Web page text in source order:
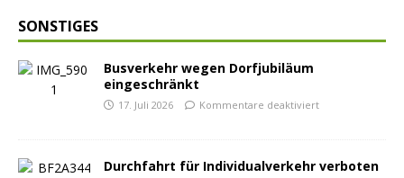
SONSTIGES
Busverkehr wegen Dorfjubiläum
eingeschränkt
17. Juli 2026 Kommentare deaktiviert
Durchfahrt für Individualverkehr verboten